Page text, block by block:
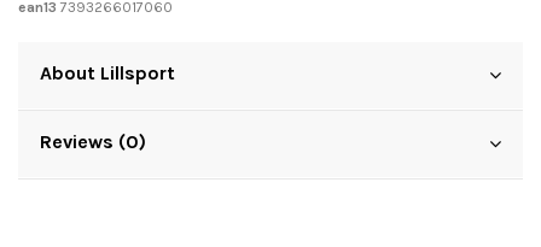
ean13 7393266017060
About Lillsport
Reviews (0)